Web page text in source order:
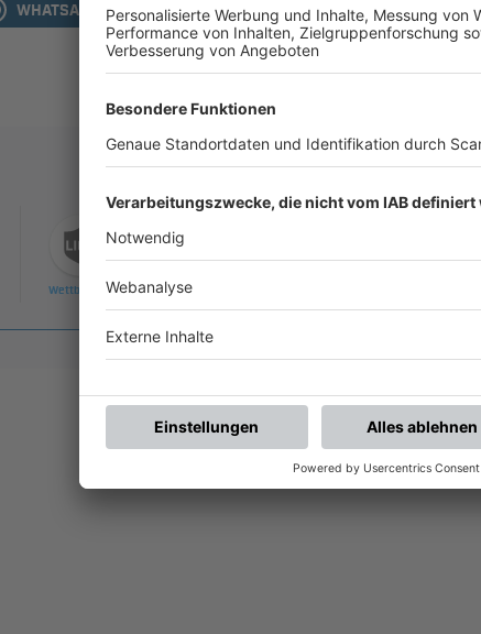
WHATSAPP MAIL
Wettbewerb
Nach der Registrierung kannst du dir Favoriten
Ligen, die dann direkt hier angezeigt werden.